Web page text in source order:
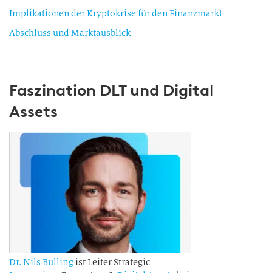
Implikationen der Kryptokrise für den Finanzmarkt
Abschluss und Marktausblick
Faszination DLT und Digital
Assets
Dr. Nils Bullingist Leiter Strategic